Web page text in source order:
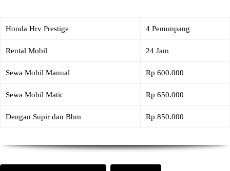
Honda Hrv Prestige 4 Penumpang
Rental Mobil 24 Jam
Sewa Mobil Manual Rp 600.000
Sewa Mobil Matic Rp 650.000
Dengan Supir dan Bbm Rp 850.000